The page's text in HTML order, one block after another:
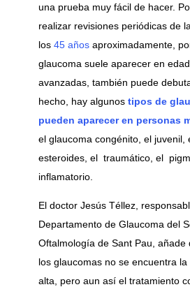
una prueba muy fácil de hacer.
realizar revisiones periódicas de
los 45 añosaproximadamente,
glaucoma suele aparecer en
avanzadas, también puede
hecho, hay algunostipos de
pueden aparecer en personas
el glaucoma congénito, el juvenil,
esteroides, el traumático, el
inflamatorio.
El doctor Jesús Téllez,
Departamento de Glaucoma del
Oftalmología de Sant Pau, añade
los glaucomas no se encuentra
alta, pero aun así el tratamiento